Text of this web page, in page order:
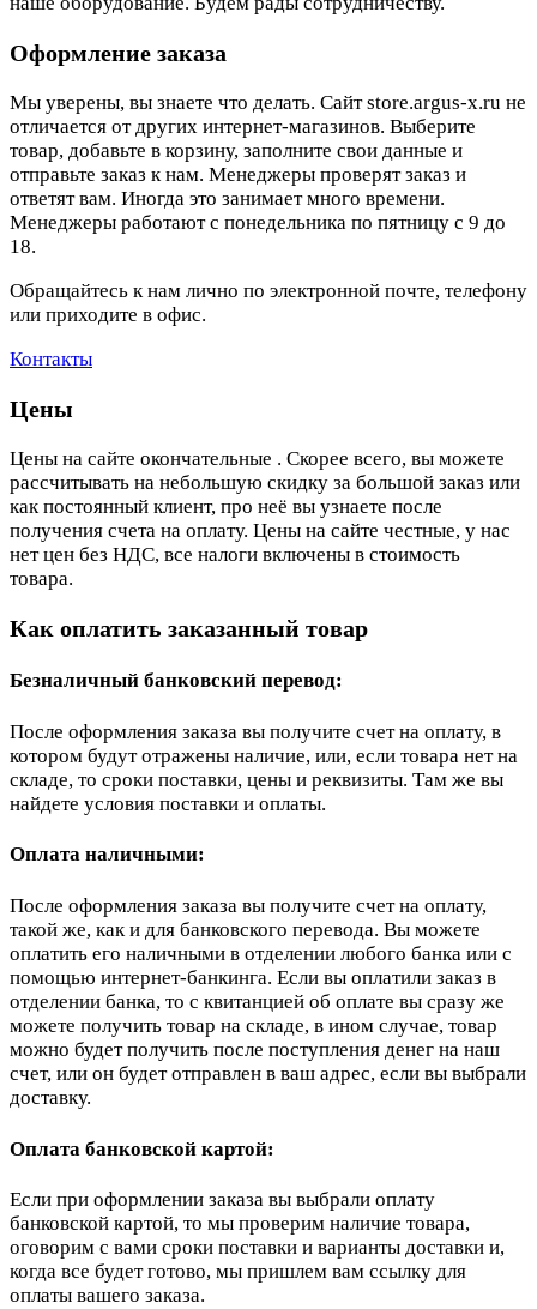
Оформление заказа
Мы уверены, вы знаете что делать. Сайт store.argus-x.ru не
отличается от других интернет-магазинов. Выберите
товар, добавьте в корзину, заполните свои данные и
отправьте заказ к нам. Менеджеры проверят заказ и
ответят вам. Иногда это занимает много времени.
Менеджеры работают с понедельника по пятницу с 9 до
18.
Обращайтесь к нам лично по электронной почте, телефону
или приходите в офис.
Контакты
Цены
Цены на сайте окончательные . Скорее всего, вы можете
рассчитывать на небольшую скидку за большой заказ или
как постоянный клиент, про неё вы узнаете после
получения счета на оплату. Цены на сайте честные, у нас
нет цен без НДС, все налоги включены в стоимость
товара.
Как оплатить заказанный товар
Безналичный банковский перевод:
После оформления заказа вы получите счет на оплату, в
котором будут отражены наличие, или, если товара нет на
складе, то сроки поставки, цены и реквизиты. Там же вы
найдете условия поставки и оплаты.
Оплата наличными:
После оформления заказа вы получите счет на оплату,
такой же, как и для банковского перевода. Вы можете
оплатить его наличными в отделении любого банка или с
помощью интернет-банкинга. Если вы оплатили заказ в
отделении банка, то с квитанцией об оплате вы сразу же
можете получить товар на складе, в ином случае, товар
можно будет получить после поступления денег на наш
счет, или он будет отправлен в ваш адрес, если вы выбрали
доставку.
Оплата банковской картой:
Если при оформлении заказа вы выбрали оплату
банковской картой, то мы проверим наличие товара,
оговорим с вами сроки поставки и варианты доставки и,
когда все будет готово, мы пришлем вам ссылку для
оплаты вашего заказа.